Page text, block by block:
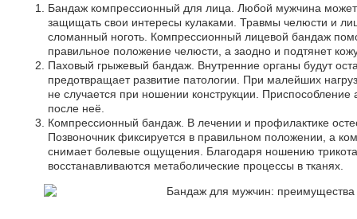
Бандаж компрессионный для лица. Любой мужчина может
защищать свои интересы кулаками. Травмы челюсти и
сломанный ноготь. Компрессионный лицевой бандаж
правильное положение челюсти, а заодно и подтянет
Паховый грыжевый бандаж. Внутренние органы будут
предотвращает развитие патологии. При малейших
не случается при ношении конструкции. Приспособление
после неё.
Компрессионный бандаж. В лечении и профилактике
Позвоночник фиксируется в правильном положении, а
снимает болевые ощущения. Благодаря ношению
восстанавливаются метаболические процессы в тканях.